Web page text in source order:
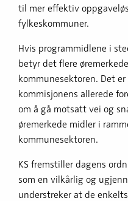
til mer effektiv
fylkeskommuner.
Hvis programmidlene i
betyr det flere
kommunesektoren. Det
kommisjonens allerede
om å gå motsatt vei og
øremerkede midler i
kommunesektoren.
KS fremstiller dagens
som en vilkårlig og
understreker at de